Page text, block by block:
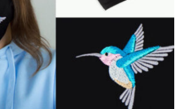
Options
Be
Chosen
On